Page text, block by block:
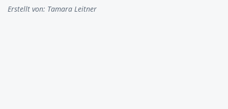
Erstellt von: Tamara Leitner